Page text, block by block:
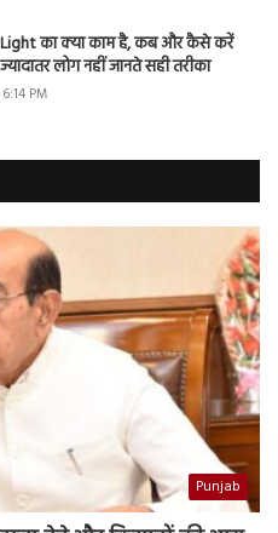
Light का क्या काम है, कब और कैसे करें
लोग नहीं जानते सही तरीका
PM
Punjab